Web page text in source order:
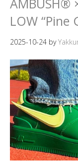
AMBUSH®
LOW “Pine
2025-10-24 by